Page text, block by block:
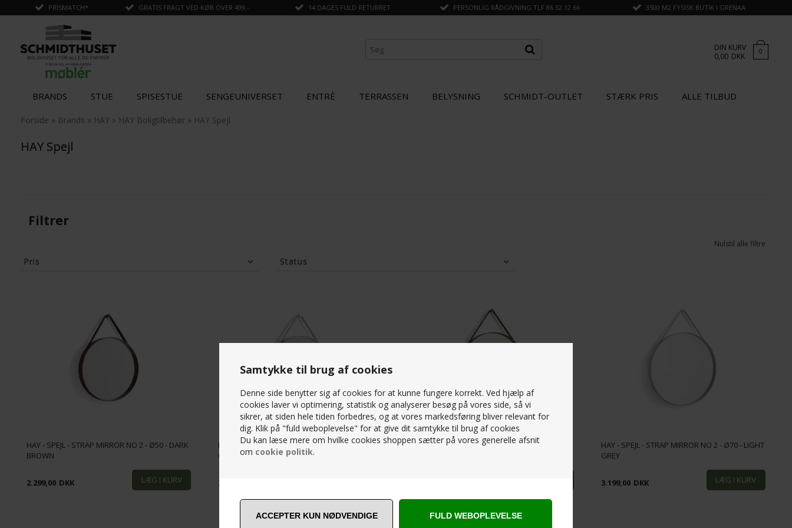
Samtykke til brug af cookies
Denne side benytter sig af cookies for at kunne fungere korrekt. Ved hjælp af
cookies laver vi optimering, statistik og analyserer besøg på vores side, så vi
sikrer, at siden hele tiden forbedres, og at vores markedsføring bliver relevant for
dig. Klik på "fuld weboplevelse" for at give dit samtykke til brug af cookies
Du kan læse mere om hvilke cookies shoppen sætter på vores generelle afsnit
om cookie politik.
PRISMATCH* GRATIS FRAGT VED KØB OVER 499,- 14 DAGES FULD RETURRET PERSONLIG RÅDGIVNING TLF 86 32 12 66 3500 M2 FYSISK BUTIK I GRENAA
DIN KURV
0,00 DKK 0
BRANDS STUE SPISESTUE SENGEUNIVERSET ENTRÈ TERRASSEN BELYSNING SCHMIDT-OUTLET STÆRK PRIS ALLE TILBUD
Forside » Brands » HAY » HAY Boligtilbehør » HAY Spejl
HAY Spejl
Filtrer
Nulstil alle filtre
Pris Status
HAY - SPEJL - STRAP MIRROR NO 2 - Ø50 - DARK
BROWN
2.299,00 DKK
HAY - SPEJL - STRAP MIRROR NO 2 - Ø50 - LIGHT
GREY
2.299,00
HAY - SPEJL - STRAP MIRROR NO 2 - Ø70 - LIGHT
HAY - SPEJL - STRAP MIRROR NO 2 - Ø70 - LIGHT
GREY
3.199,00 DKK